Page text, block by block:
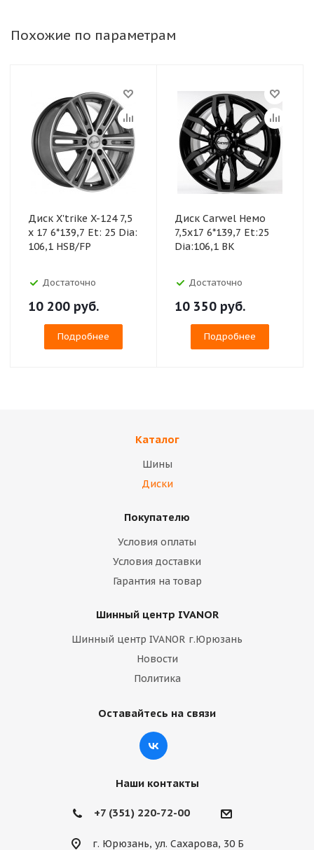
Похожие по параметрам
Диск X'trike X-124 7,5
x 17 6*139,7 Et: 25 Dia:
106,1 HSB/FP
Достаточно
10 200 руб.
Подробнее
Диск Carwel Немо
7,5x17 6*139,7 Et:25
Dia:106,1 BK
Достаточно
10 350 руб.
Подробнее
Каталог
Шины
Диски
Покупателю
Условия оплаты
Условия доставки
Гарантия на товар
Шинный центр IVANOR
Шинный центр IVANOR г.Юрюзань
Новости
Политика
Оставайтесь на связи
Наши контакты
+7 (351) 220-72-00
г. Юрюзань, ул. Сахарова, 30 Б